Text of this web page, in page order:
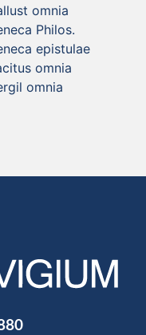
omnia
Philos.
epistulae
omnia
omnia